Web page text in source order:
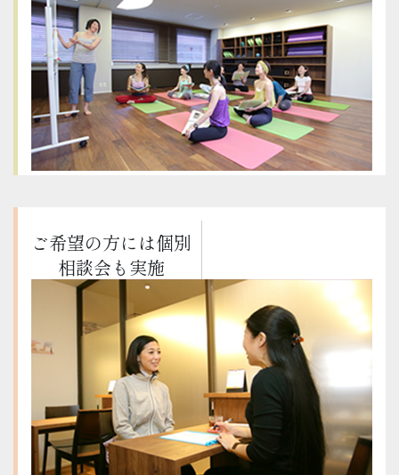
ご希望の方には個別
相談会も実施